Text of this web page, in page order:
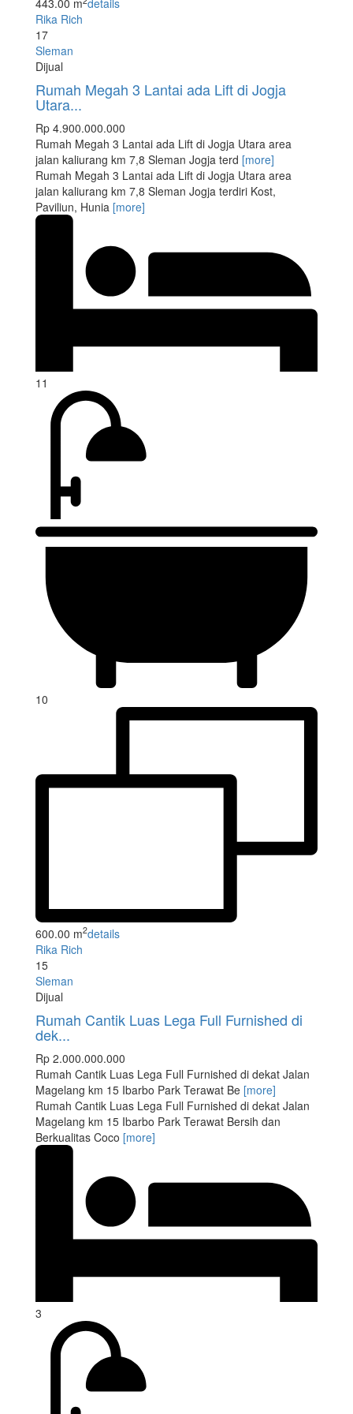
Rika Rich
17
Sleman
Dijual
Rumah Megah 3 Lantai ada Lift di Jogja
Utara...
Rp 4.900.000.000
Rumah Megah 3 Lantai ada Lift di Jogja Utara area
jalan kaliurang km 7,8 Sleman Jogja terd [more]
Rumah Megah 3 Lantai ada Lift di Jogja Utara area
jalan kaliurang km 7,8 Sleman Jogja terdiri Kost,
Paviliun, Hunia [more]
11
10
600.00 m2details
Rika Rich
15
Sleman
Dijual
Rumah Cantik Luas Lega Full Furnished di
dek...
Rp 2.000.000.000
Rumah Cantik Luas Lega Full Furnished di dekat Jalan
Magelang km 15 Ibarbo Park Terawat Be [more]
Rumah Cantik Luas Lega Full Furnished di dekat Jalan
Magelang km 15 Ibarbo Park Terawat Bersih dan
Berkualitas Coco [more]
3